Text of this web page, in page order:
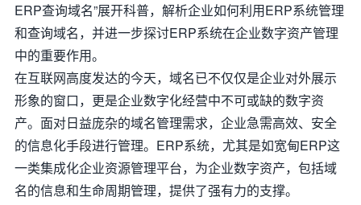
ERP查询域名”展开科普，解析企业如何利用ERP系统管理
和查询域名，并进一步探讨ERP系统在企业数字资产管理
中的重要作用。
在互联网高度发达的今天，域名已不仅仅是企业对外展示
形象的窗口，更是企业数字化经营中不可或缺的数字资
产。面对日益庞杂的域名管理需求，企业急需高效、安全
的信息化手段进行管理。ERP系统，尤其是如宽甸ERP这
一类集成化企业资源管理平台，为企业数字资产，包括域
名的信息和生命周期管理，提供了强有力的支撑。